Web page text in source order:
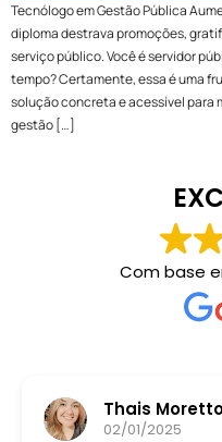
Tecnólogo em Gestão Pública
diploma destrava promoções,
serviço público. Você é servidor
tempo? Certamente, essa é uma
solução concreta e acessível para
gestão […]
Com base
Thais
02/01/2025